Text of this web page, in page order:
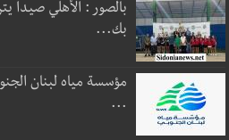
بالصور : الأهلي صيدا
بك...
مؤسسة مياه لبنان
...